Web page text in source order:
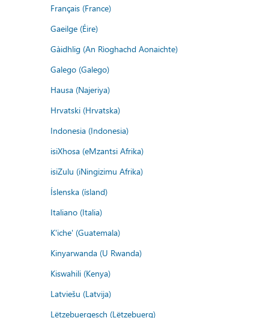
Français (France)
Gaeilge (Éire)
Gàidhlig (An Rìoghachd Aonaichte)
Galego (Galego)
Hausa (Najeriya)
Hrvatski (Hrvatska)
Indonesia (Indonesia)
isiXhosa (eMzantsi Afrika)
isiZulu (iNingizimu Afrika)
Íslenska (ísland)
Italiano (Italia)
K'iche' (Guatemala)
Kinyarwanda (U Rwanda)
Kiswahili (Kenya)
Latviešu (Latvija)
Lëtzebuergesch (Lëtzebuerg)